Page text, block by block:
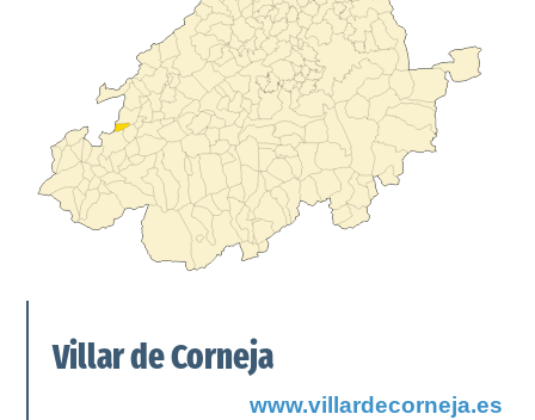
Villar de Corneja
www.villardecorneja.es